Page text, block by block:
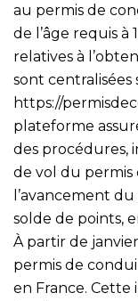
au permis de
de l’âge requis à
relatives à
sont centralisées
https://
plateforme
des procédures,
de vol du permis
l’avancement
solde de points,
À partir de janvier
permis de
en France. Cette